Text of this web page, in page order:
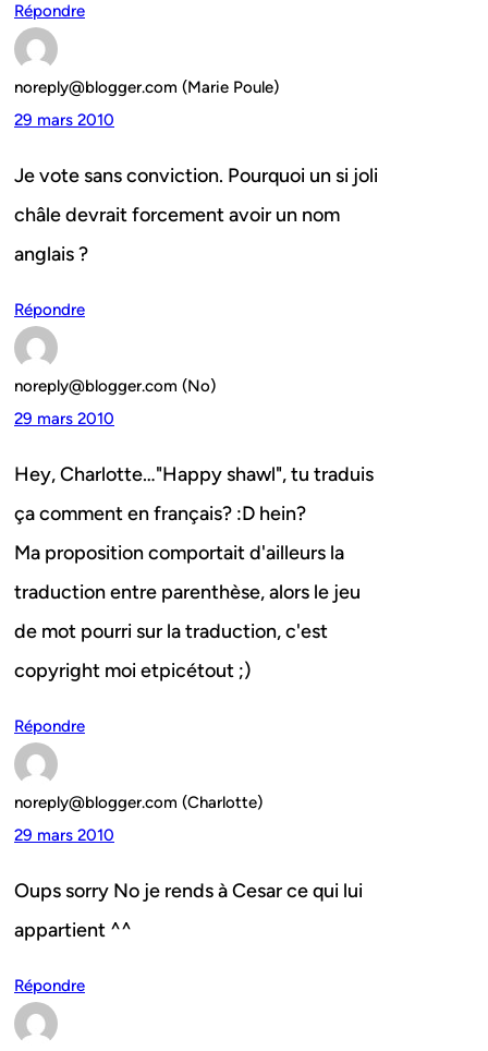
Répondre
noreply@blogger.com (Marie Poule)
29 mars 2010
Je vote sans conviction. Pourquoi un si joli
châle devrait forcement avoir un nom
anglais ?
Répondre
noreply@blogger.com (No)
29 mars 2010
Hey, Charlotte…"Happy shawl", tu traduis
ça comment en français? :D hein?
Ma proposition comportait d'ailleurs la
traduction entre parenthèse, alors le jeu
de mot pourri sur la traduction, c'est
copyright moi etpicétout ;)
Répondre
noreply@blogger.com (Charlotte)
29 mars 2010
Oups sorry No je rends à Cesar ce qui lui
appartient ^^
Répondre